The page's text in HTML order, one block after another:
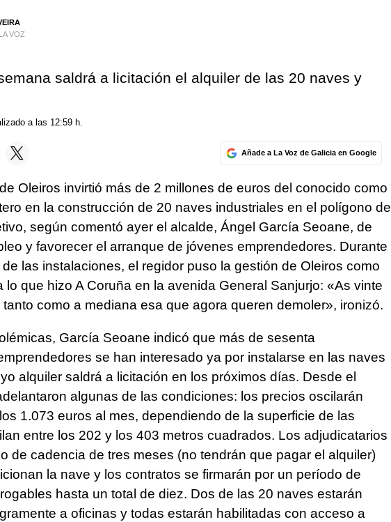
VOZ
saldrá a licitación el alquiler de las 20 naves y
a las 12:59 h.
Añade a La Voz de Galicia en Google
de Oleiros invirtió más de 2 millones de euros del conocido como
en la construcción de 20 naves industriales en el polígono de
según comentó ayer el alcalde, Ángel García Seoane, de
y favorecer el arranque de jóvenes emprendedores. Durante
de las instalaciones, el regidor puso la gestión de Oleiros como
lo que hizo A Coruña en la avenida General Sanjurjo: «As vinte
como a mediana esa que agora queren demoler», ironizó.
García Seoane indicó que más de sesenta
se han interesado ya por instalarse en las naves
alquiler saldrá a licitación en los próximos días. Desde el
algunas de las condiciones: los precios oscilarán
1.073 euros al mes, dependiendo de la superficie de las
entre los 202 y los 403 metros cuadrados. Los adjudicatarios
de cadencia de tres meses (no tendrán que pagar el alquiler)
la nave y los contratos se firmarán por un período de
hasta un total de diez. Dos de las 20 naves estarán
a oficinas y todas estarán habilitadas con acceso a